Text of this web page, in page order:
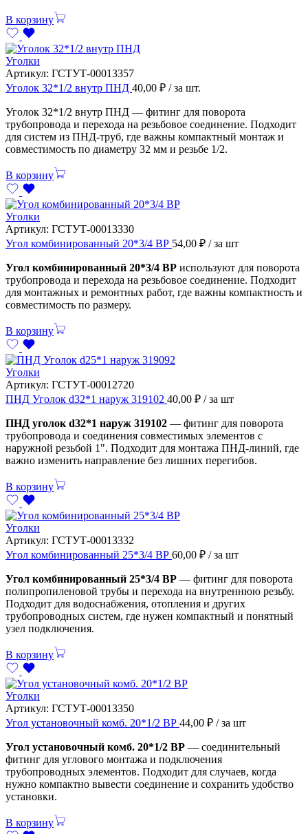
В корзину
Уголки
Артикул: ГСТУТ-00013357
Уголок 32*1/2 внутр ПНД 40,00 ₽ / за шт.
Уголок 32*1/2 внутр ПНД — фитинг для поворота
трубопровода и перехода на резьбовое соединение. Подходит
для систем из ПНД-труб, где важны компактный монтаж и
совместимость по диаметру 32 мм и резьбе 1/2.
В корзину
Уголки
Артикул: ГСТУТ-00013330
Угол комбинированный 20*3/4 ВР 54,00 ₽ / за шт
Угол комбинированный 20*3/4 ВР используют для поворота
трубопровода и перехода на резьбовое соединение. Подходит
для монтажных и ремонтных работ, где важны компактность и
совместимость по размеру.
В корзину
Уголки
Артикул: ГСТУТ-00012720
ПНД Уголок d32*1 наруж 319102 40,00 ₽ / за шт
ПНД уголок d32*1 наруж 319102 — фитинг для поворота
трубопровода и соединения совместимых элементов с
наружной резьбой 1". Подходит для монтажа ПНД-линий, где
важно изменить направление без лишних перегибов.
В корзину
Уголки
Артикул: ГСТУТ-00013332
Угол комбинированный 25*3/4 ВР 60,00 ₽ / за шт
Угол комбинированный 25*3/4 ВР — фитинг для поворота
полипропиленовой трубы и перехода на внутреннюю резьбу.
Подходит для водоснабжения, отопления и других
трубопроводных систем, где нужен компактный и понятный
узел подключения.
В корзину
Уголки
Артикул: ГСТУТ-00013350
Угол установочный комб. 20*1/2 ВР 44,00 ₽ / за шт
Угол установочный комб. 20*1/2 ВР — соединительный
фитинг для углового монтажа и подключения
трубопроводных элементов. Подходит для случаев, когда
нужно компактно вывести соединение и сохранить удобство
установки.
В корзину